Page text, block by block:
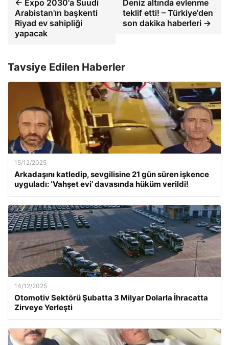
← Expo 2030'a Suudi
Arabistan'ın başkenti
Riyad ev sahipliği
yapacak
Deniz altında evlenme
teklif etti! – Türkiye'den
son dakika haberleri →
Tavsiye Edilen Haberler
15/12/2025
Arkadaşını katledip, sevgilisine 21 gün süren işkence
uyguladı: ‘Vahşet evi’ davasında hüküm verildi!
14/12/2025
Otomotiv Sektörü Şubatta 3 Milyar Dolarla İhracatta
Zirveye Yerleşti